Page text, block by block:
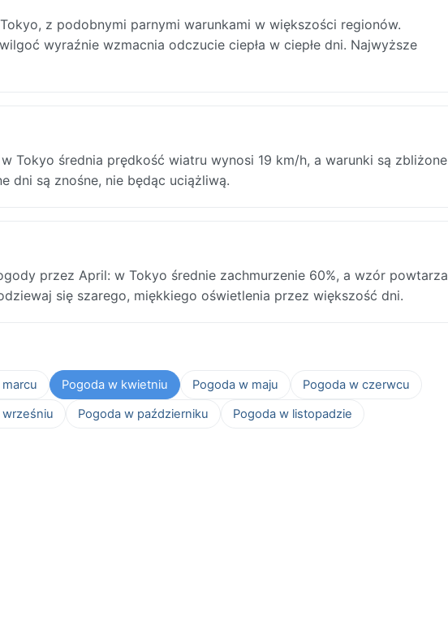
z podobnymi parnymi warunkami w większości regionów.
wyraźnie wzmacnia odczucie ciepła w ciepłe dni. Najwyższe
Tokyo średnia prędkość wiatru wynosi 19 km/h, a warunki są zbliżone
dni są znośne, nie będąc uciążliwą.
przez April: w Tokyo średnie zachmurzenie 60%, a wzór powtarza
się szarego, miękkiego oświetlenia przez większość dni.
Pogoda w kwietniu Pogoda w maju
Pogoda w czerwcu
Pogoda w październiku
Pogoda w listopadzie